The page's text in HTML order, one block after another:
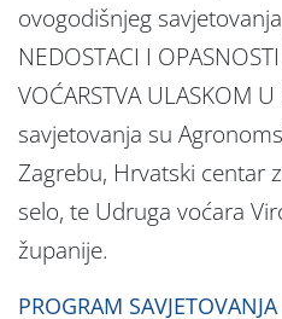
ovogodišnjeg savjetovanja
NEDOSTACI I
VOĆARSTVA ULASKOM
savjetovanja su
Zagrebu, Hrvatski centar
selo, te Udruga voćara
županije.
PROGRAM SAVJETOVANJA